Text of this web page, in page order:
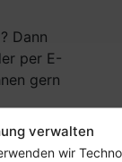
verwalten
wir
Dann
per E-
gern